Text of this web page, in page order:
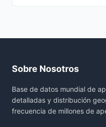
Sobre Nosotros
Base de datos mundial de
detalladas y distribución
frecuencia de millones de